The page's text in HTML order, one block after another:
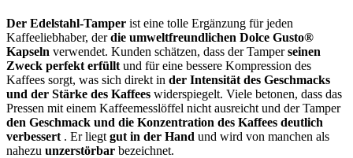
Der Edelstahl-Tamper ist eine tolle Ergänzung für jeden
Kaffeeliebhaber, derdie umweltfreundlichen Dolce Gusto®
Kapseln verwendet. Kunden schätzen, dass der Tamperseinen
Zweck perfekt erfüllt und für eine bessere Kompression des
Kaffees sorgt, was sich direkt in der Intensität des Geschmacks
und der Stärke des Kaffees widerspiegelt. Viele betonen, dass das
Pressen mit einem Kaffeemesslöffel nicht ausreicht und der Tamper
den Geschmack und die Konzentration des Kaffees deutlich
verbessert . Er liegt gut in der Hand und wird von manchen als
nahezu unzerstörbar bezeichnet.